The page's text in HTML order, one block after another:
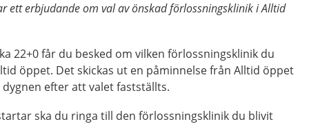
ett erbjudande om val av önskad förlossningsklinik i Alltid
22+0 får du besked om vilken förlossningsklinik du
öppet. Det skickas ut en påminnelse från Alltid öppet
efter att valet fastställts.
ska du ringa till den förlossningsklinik du blivit